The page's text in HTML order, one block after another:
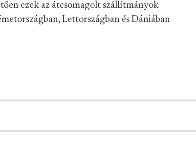
ezek az átcsomagolt szállítmányok
Lettországban és Dániában